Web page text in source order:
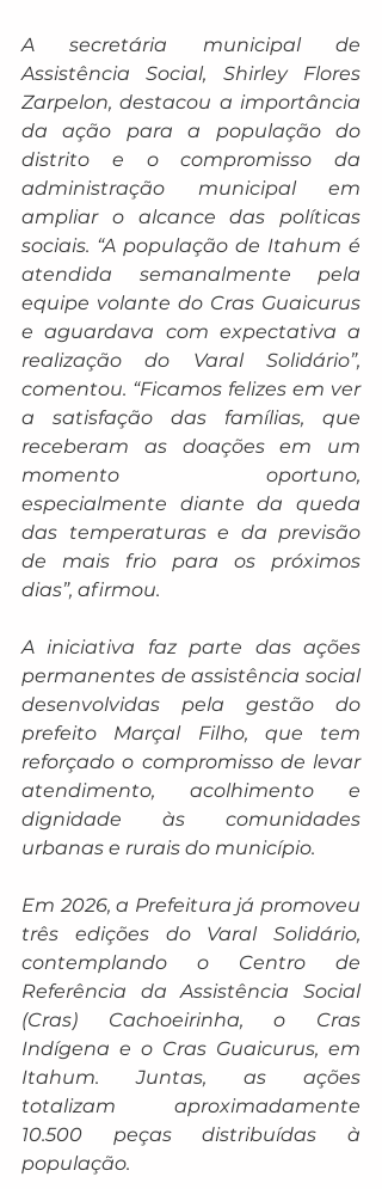
A secretária municipal de
Assistência Social, Shirley Flores
Zarpelon, destacou a importância
da ação para a população do
distrito e o compromisso da
administração municipal em
ampliar o alcance das políticas
sociais. “A população de Itahum é
atendida semanalmente pela
equipe volante do Cras Guaicurus
e aguardava com expectativa a
realização do Varal Solidário”,
comentou. “Ficamos felizes em ver
a satisfação das famílias, que
receberam as doações em um
momento oportuno,
especialmente diante da queda
das temperaturas e da previsão
de mais frio para os próximos
dias”, afirmou.
A iniciativa faz parte das ações
permanentes de assistência social
desenvolvidas pela gestão do
prefeito Marçal Filho, que tem
reforçado o compromisso de levar
atendimento, acolhimento e
dignidade às comunidades
urbanas e rurais do município.
Em 2026, a Prefeitura já promoveu
três edições do Varal Solidário,
contemplando o Centro de
Referência da Assistência Social
(Cras) Cachoeirinha, o Cras
Indígena e o Cras Guaicurus, em
Itahum. Juntas, as ações
totalizam aproximadamente
10.500 peças distribuídas à
população.